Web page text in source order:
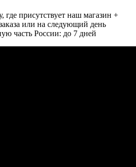
где присутствует наш магазин +
или на следующий день
часть России: до 7 дней